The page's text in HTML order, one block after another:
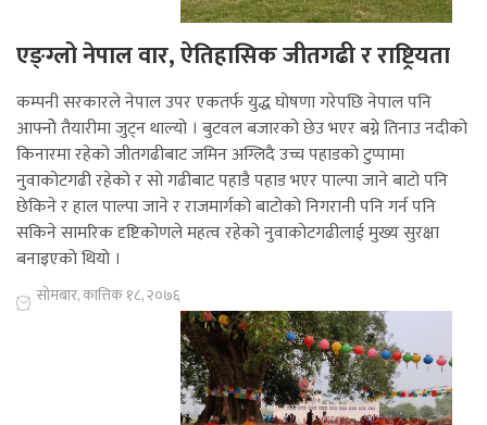
एङ्ग्लो नेपाल वार, ऐतिहासिक जीतगढी र राष्ट्रियता
कम्पनी सरकारले नेपाल उपर एकतर्फ युद्ध घोषणा गरेपछि नेपाल पनि
आफ्नोे तैयारीमा जुट्न थाल्यो । बुटवल बजारको छेउ भएर बग्ने तिनाउ नदीको
किनारमा रहेको जीतगढीबाट जमिन अग्लिदै उच्च पहाडको टुप्पामा
नुवाकोटगढी रहेको र सो गढीबाट पहाडै पहाड भएर पाल्पा जाने बाटो पनि
छेकिने र हाल पाल्पा जाने र राजमार्गको बाटोको निगरानी पनि गर्न पनि
सकिने सामरिक दृष्टिकोणले महत्व रहेको नुवाकोटगढीलाई मुख्य सुरक्षा
बनाइएको थियो ।
सोमबार, कात्तिक १८, २०७६